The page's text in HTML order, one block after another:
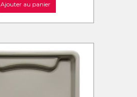
Ajouter au panier